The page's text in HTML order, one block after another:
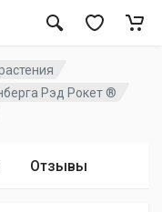
Рэд Рокет ®
Отзывы